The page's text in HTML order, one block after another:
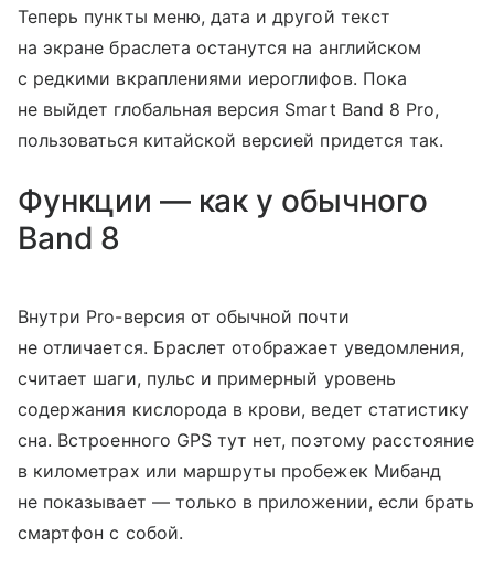
Теперь пункты меню, дата и другой текст
на экране браслета останутся на английском
с редкими вкраплениями иероглифов. Пока
не выйдет глобальная версия Smart Band 8 Pro,
пользоваться китайской версией придется так.
Функции — как у обычного
Band 8
Внутри Pro-версия от обычной почти
не отличается. Браслет отображает уведомления,
считает шаги, пульс и примерный уровень
содержания кислорода в крови, ведет статистику
сна. Встроенного GPS тут нет, поэтому расстояние
в километрах или маршруты пробежек Мибанд
не показывает — только в приложении, если брать
смартфон с собой.